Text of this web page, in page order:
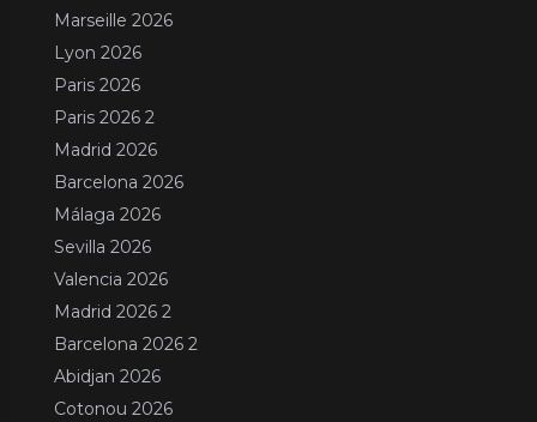
Marseille 2026
Lyon 2026
Paris 2026
Paris 2026 2
Madrid 2026
Barcelona 2026
Málaga 2026
Sevilla 2026
Valencia 2026
Madrid 2026 2
Barcelona 2026 2
Abidjan 2026
Cotonou 2026